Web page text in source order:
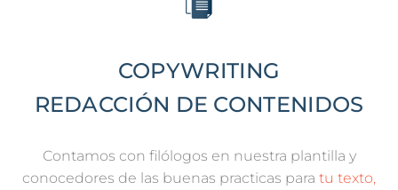
COPYWRITING
REDACCIÓN DE CONTENIDOS
Contamos con filólogos en nuestra plantilla y
conocedores de las buenas practicas para tu texto,